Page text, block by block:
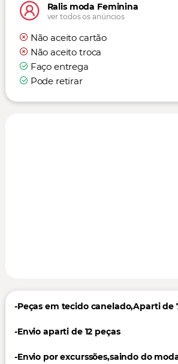
Ralis moda Feminina
ver todos os anúncios
Não aceito cartão
Não aceito troca
Faço entrega
Pode retirar
-Peças em tecido canelado,Aparti de
-Envio aparti de 12 peças
-Envio por excurssões,saindo do